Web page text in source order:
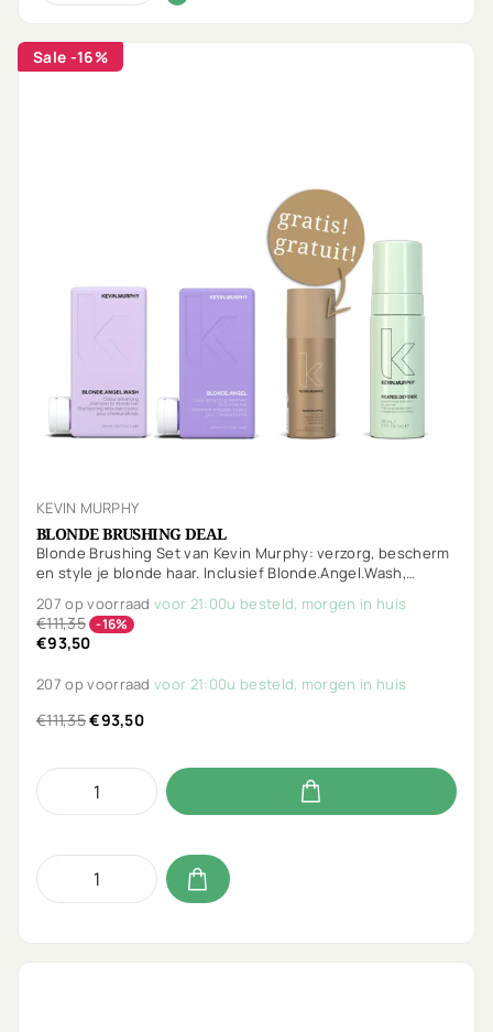
Sale -16%
KEVIN MURPHY
BLONDE BRUSHING DEAL
Blonde Brushing Set van Kevin Murphy: verzorg, bescherm
en style je blonde haar. Inclusief Blonde.Angel.Wash,
207 op voorraadvoor 21:00u besteld, morgen in huis
€111,35 -16%
€93,50
207 op voorraadvoor 21:00u besteld, morgen in huis
€111,35€93,50